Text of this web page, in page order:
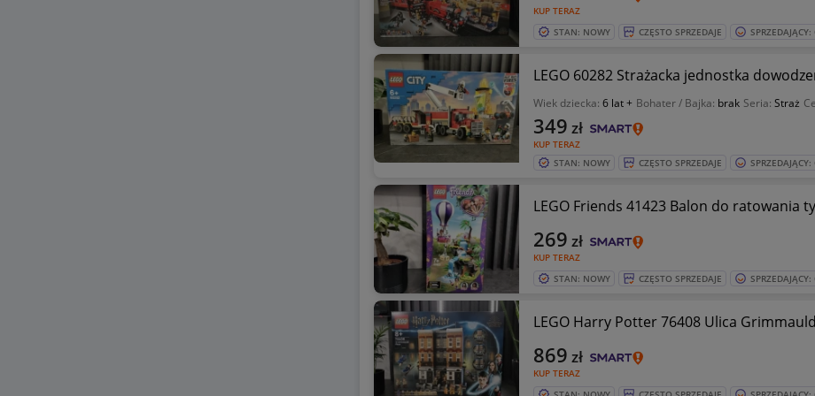
KUP TERAZ
STAN: NOWY CZĘSTO SPRZEDAJE
LEGO 60282 Strażacka jednostka
Wiek dziecka: 6 lat + Bohater / Bajka: brak Seria: Straż
KUP TERAZ
349 zł
STAN: NOWY CZĘSTO SPRZEDAJE
LEGO Friends 41423 Balon do ratowania
KUP TERAZ
269 zł
STAN: NOWY CZĘSTO SPRZEDAJE
LEGO Harry Potter 76408 Ulica
KUP TERAZ
869 zł